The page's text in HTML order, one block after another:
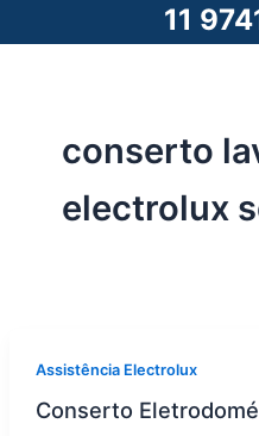
11
conserto
electrolux
Assistência Electrolux
Conserto